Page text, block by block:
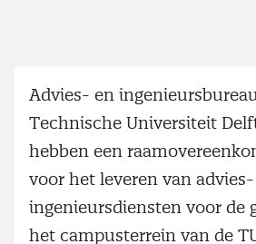
Advies- en
Technische Universiteit
hebben een
voor het leveren van
ingenieursdiensten voor de
het campusterrein van de